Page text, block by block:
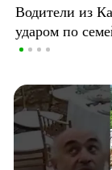
Водители из
ударом по